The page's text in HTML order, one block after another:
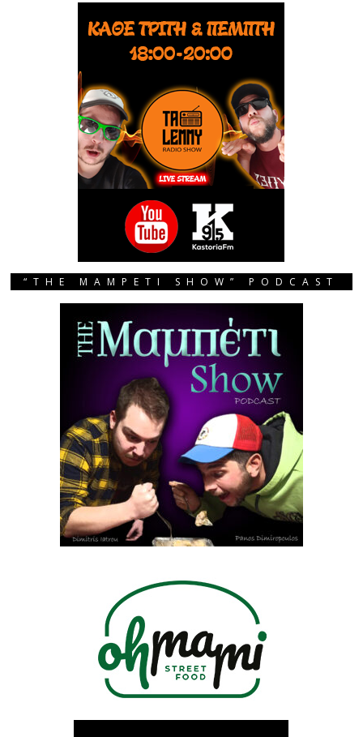
“THE MAMPETI SHOW” PODCAST